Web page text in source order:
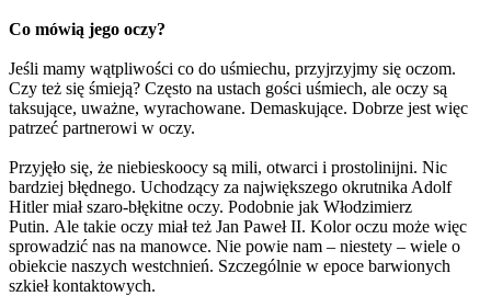
Co mówią jego oczy?
Jeśli mamy wątpliwości co do uśmiechu, przyjrzyjmy się oczom.
Czy też się śmieją? Często na ustach gości uśmiech, ale oczy są
taksujące, uważne, wyrachowane. Demaskujące. Dobrze jest więc
patrzeć partnerowi w oczy.
Przyjęło się, że niebieskoocy są mili, otwarci i prostolinijni. Nic
bardziej błędnego. Uchodzący za największego okrutnika Adolf
Hitler miał szaro-błękitne oczy. Podobnie jak Włodzimierz
Putin. Ale takie oczy miał też Jan Paweł II. Kolor oczu może więc
sprowadzić nas na manowce. Nie powie nam – niestety – wiele o
obiekcie naszych westchnień. Szczególnie w epoce barwionych
szkieł kontaktowych.